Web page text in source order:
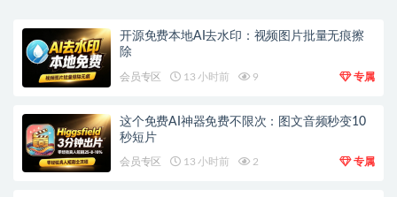
开源免费本地AI去水印：视频图片批量无痕擦
除
会员专区 13 小时前 9 专属
这个免费AI神器免费不限次：图文音频秒变10
秒短片
会员专区 13 小时前 2 专属